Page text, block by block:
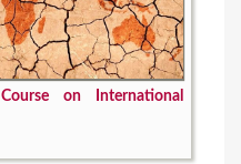
on International